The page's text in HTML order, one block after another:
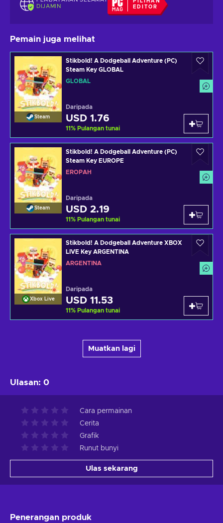
DIJAMIN
EDITOR
Pemain juga melihat
Steam
Stikbold! A Dodgeball Adventure (PC)
Steam Key GLOBAL
GLOBAL
Daripada
USD 1.76
11% Pulangan tunai
Steam
Stikbold! A Dodgeball Adventure (PC)
Steam Key EUROPE
EROPAH
Daripada
USD 2.19
11% Pulangan tunai
Xbox Live
Stikbold! A Dodgeball Adventure XBOX
LIVE Key ARGENTINA
ARGENTINA
Daripada
USD 11.53
11% Pulangan tunai
Muatkan lagi
Ulasan: 0
Cara permainan
Cerita
Grafik
Runut bunyi
Ulas sekarang
Penerangan produk